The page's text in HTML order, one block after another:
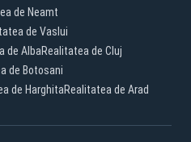
de Neamt
de Vaslui
de AlbaRealitatea de Cluj
de Botosani
de HarghitaRealitatea de Arad